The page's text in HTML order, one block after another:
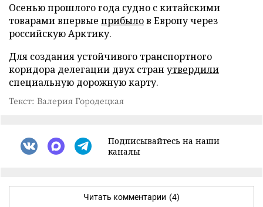
Осенью прошлого года судно с китайскими
товарами впервые прибылов Европу через
российскую Арктику.
Для создания устойчивого транспортного
коридора делегации двух стран утвердили
специальную дорожную карту.
Текст: Валерия Городецкая
Подписывайтесь на наши
каналы
Читать комментарии (4)